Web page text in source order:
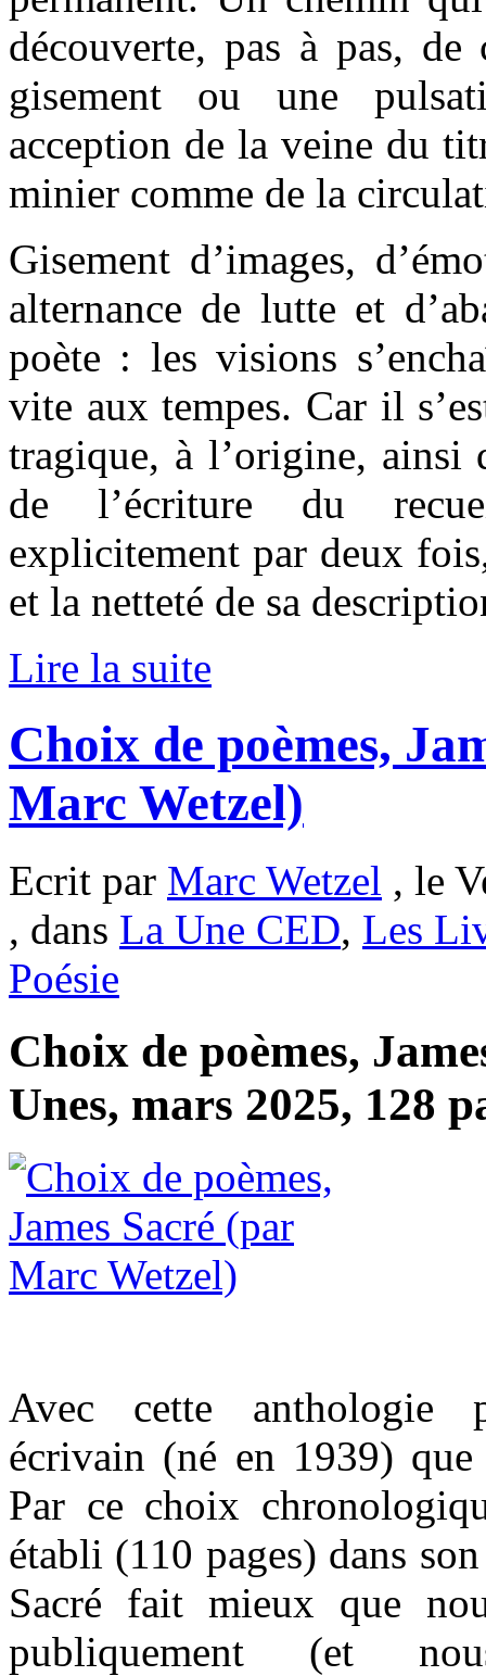
découverte, pas à pas,
gisement ou une
acception de la veine du
minier comme de la
Gisement d’images,
alternance de lutte et
poète : les visions
vite aux tempes. Car il
tragique, à l’origine, ainsi
de l’écriture du
explicitement par deux
et la netteté de sa
Lire la suite
Choix de poèmes,
Marc Wetzel)
Ecrit par Marc Wetzel , le
, dans La Une CED, Les
Poésie
Choix de poèmes,
Unes, mars 2025, 128
Avec cette anthologie
écrivain (né en 1939)
Par ce choix
établi (110 pages) dans
Sacré fait mieux que
publiquement (et